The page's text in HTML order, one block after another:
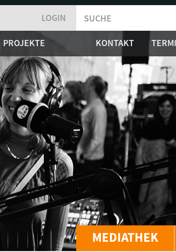
MEDIATHEK
LOGIN
SUCHFORMULAR
SUCHE
PROJEKTE KONTAKT